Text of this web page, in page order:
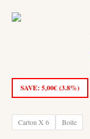
SAVE: 5,00€(3.8%)
Carton X 6 Boite